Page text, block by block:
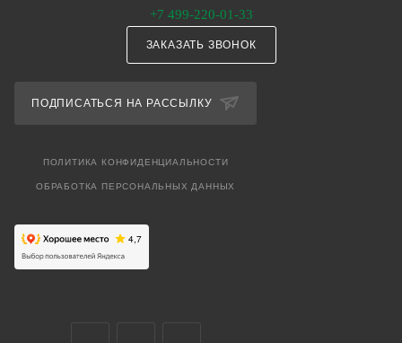
+7 499-220-01-33
ЗАКАЗАТЬ ЗВОНОК
ПОДПИСАТЬСЯ НА РАССЫЛКУ
ПОЛИТИКА КОНФИДЕНЦИАЛЬНОСТИ
ОБРАБОТКА ПЕРСОНАЛЬНЫХ ДАННЫХ